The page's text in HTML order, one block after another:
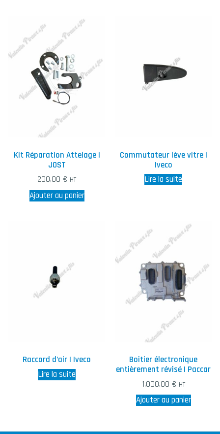
Kit Réparation Attelage |
JOST
200,00 € HT
Ajouter au panier
Commutateur lève vitre |
Iveco
Lire la suite
Raccord d’air | Iveco
Lire la suite
Boitier électronique
entièrement révisé | Paccar
1.000,00 € HT
Ajouter au panier